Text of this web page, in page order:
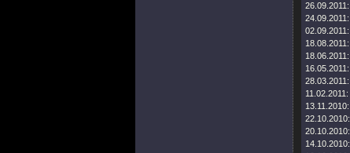
26.09.2011:
24.09.2011:
02.09.2011:
18.08.2011:
18.06.2011:
16.05.2011:
28.03.2011:
11.02.2011:
13.11.2010:
22.10.2010:
20.10.2010:
14.10.2010: